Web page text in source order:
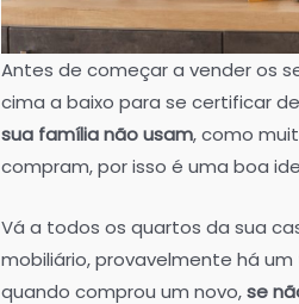
Antes de começar a vender os
cima a baixo para se certificar
sua família não usam, como
compram, por isso é uma boa
Vá a todos os quartos da sua
mobiliário, provavelmente há
quando comprou um novo,se